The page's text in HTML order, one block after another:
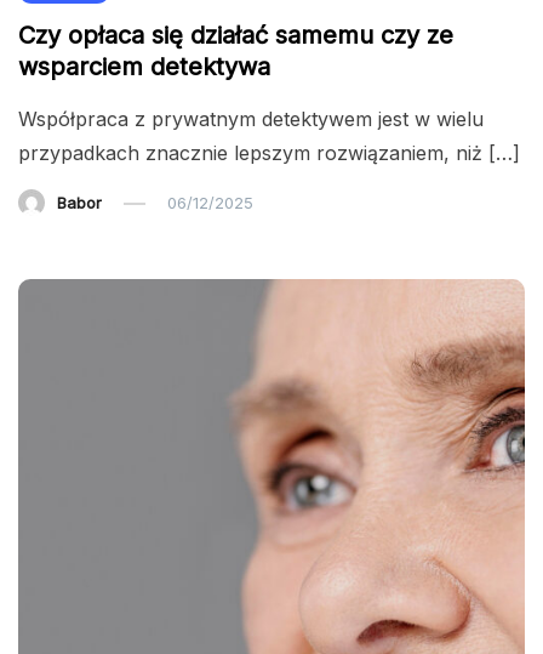
Czy opłaca się działać samemu czy ze
wsparciem detektywa
Współpraca z prywatnym detektywem jest w wielu
przypadkach znacznie lepszym rozwiązaniem, niż […]
Babor 06/12/2025